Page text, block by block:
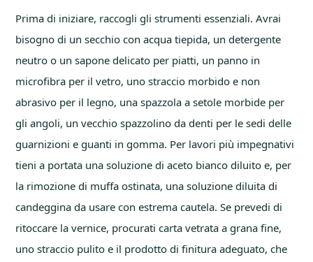
Prima di iniziare, raccogli gli strumenti essenziali. Avrai
bisogno di un secchio con acqua tiepida, un detergente
neutro o un sapone delicato per piatti, un panno in
microfibra per il vetro, uno straccio morbido e non
abrasivo per il legno, una spazzola a setole morbide per
gli angoli, un vecchio spazzolino da denti per le sedi delle
guarnizioni e guanti in gomma. Per lavori più impegnativi
tieni a portata una soluzione di aceto bianco diluito e, per
la rimozione di muffa ostinata, una soluzione diluita di
candeggina da usare con estrema cautela. Se prevedi di
ritoccare la vernice, procurati carta vetrata a grana fine,
uno straccio pulito e il prodotto di finitura adeguato, che